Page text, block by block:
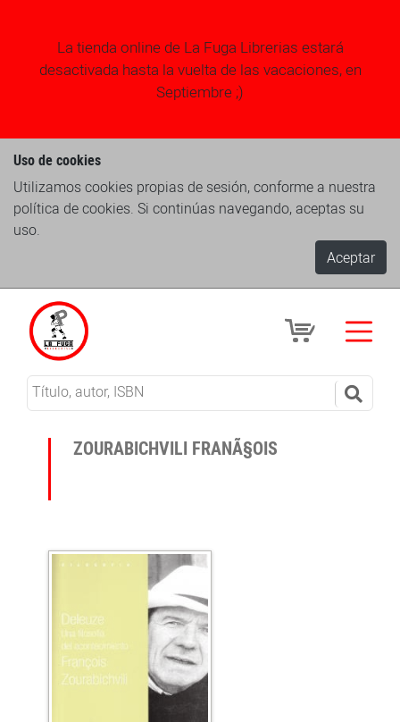
La tienda online de La Fuga Librerias estará
desactivada hasta la vuelta de las vacaciones, en
Septiembre ;)
Uso de cookies
Utilizamos cookies propias de sesión, conforme a nuestra
política de cookies. Si continúas navegando, aceptas su
uso.
Aceptar
ZOURABICHVILI FRANÃ§OIS